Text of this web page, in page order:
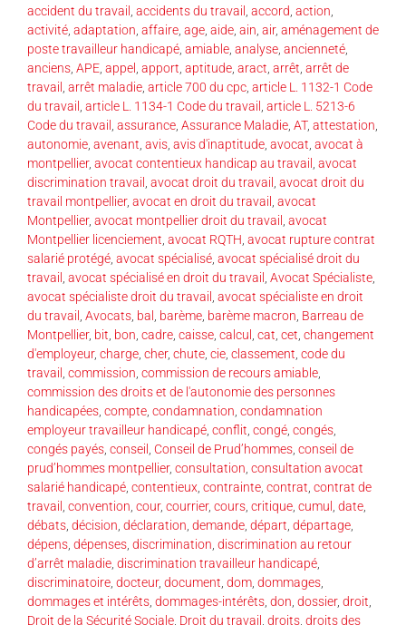
accident du travail
accidents du travail accord action
activité adaptation affaire age aide ain air, aménagement de
poste travailleur handicapé amiable analyse ancienneté
anciens APE appel apport aptitude aract arrêt arrêt de
travail
arrêt maladie article 700 du cpc article L. 1132-1 Code
du travail
article L. 1134-1 Code du travail
article L. 5213-6
Code du travail
assurance Assurance Maladie AT, attestation
autonomie avenant avis avis d'inaptitude avocat avocat à
montpellier, avocat contentieux handicap au travail
avocat
discrimination travail
avocat droit du travail
avocat droit du
travail montpellier, avocat en droit du travail
avocat
Montpellier, avocat montpellier droit du travail
avocat
Montpellier licenciement avocat RQTH avocat rupture contrat
salarié protégé avocat spécialisé avocat spécialisé droit du
travail
avocat spécialisé en droit du travail Avocat Spécialiste
avocat spécialiste droit du travail
avocat spécialiste en droit
du travail
Avocats bal barème barème macron Barreau de
Montpellier, bit bon cadre caisse calcul cat cet changement
d'employeur, charge cher, chute cie classement code du
travail
commission commission de recours amiable
commission des droits et de l'autonomie des personnes
handicapées compte condamnation condamnation
employeur travailleur handicapé conflit congé congés
congés payés conseil Conseil de Prud’hommes conseil de
prud’hommes montpellier, consultation consultation avocat
salarié handicapé contentieux contrainte contrat contrat de
travail
convention cour, courrier, cours critique cumul date
débats décision déclaration demande départ départage
dépens dépenses discrimination discrimination au retour
d’arrêt maladie discrimination travailleur handicapé
discriminatoire docteur, document dom dommages
dommages et intérêts dommages-intérêts don dossier, droit
Droit de la Sécurité Sociale Droit du travail droits droits des